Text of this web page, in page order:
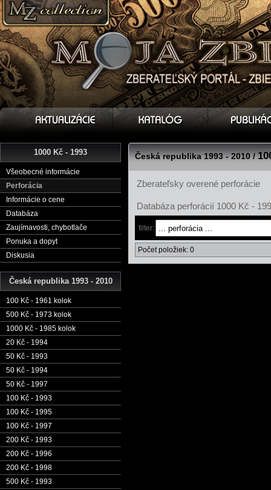
1000 Kč - 1993
Všeobecné informácie
Perforácia
Informácie o cene
Databáza
Zaujímavosti, chybotlače
Ponuka a dopyt
Diskusia
Česká republika 1993 - 2010
100 Kč - 1961 kolok
500 Kč - 1973 kolok
1000 Kč - 1985 kolok
20 Kč - 1994
50 Kč - 1993
50 Kč - 1994
50 Kč - 1997
100 Kč - 1993
100 Kč - 1995
100 Kč - 1997
200 Kč - 1993
200 Kč - 1996
200 Kč - 1998
500 Kč - 1993
Česká republika 1993 - 2010 /
Zberateľsky overené perforácie
Databáza perforácií 1000 Kč -
filter:
Počet položiek: 0